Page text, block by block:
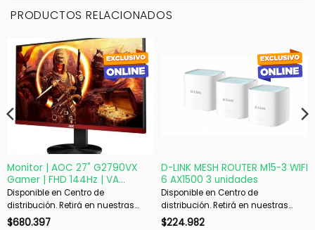
PRODUCTOS RELACIONADOS
Monitor | AOC 27" G2790VX
Gamer | FHD 144Hz | VA
FreeSync Premium
Disponible en Centro de
distribución. Retirá en nuestras
sucursales en 48 hs hábiles. Si es
$680.397
D-LINK MESH ROUTER M15-3 WIFI
6 AX1500 3 unidades
Disponible en Centro de
distribución. Retirá en nuestras
sucursales en 48 hs hábiles. Si es
$224.982